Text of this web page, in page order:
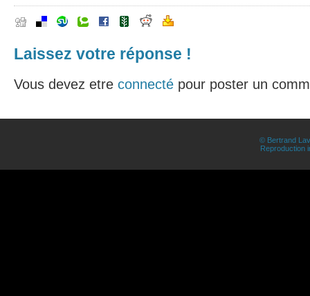
Laissez votre réponse !
Vous devez etre connecté pour poster un
© Bertrand
Reproduction